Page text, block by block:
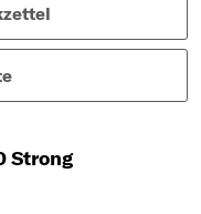
Strong